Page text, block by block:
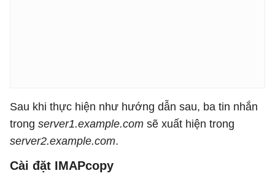
Sau khi thực hiện như hướng dẫn sau, ba tin nhắn
trong server1.example.com sẽ xuất hiện trong
server2.example.com.
Cài đặt IMAPcopy